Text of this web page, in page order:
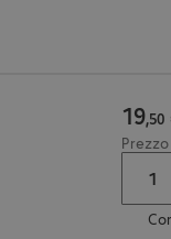
19,50
Prezzo